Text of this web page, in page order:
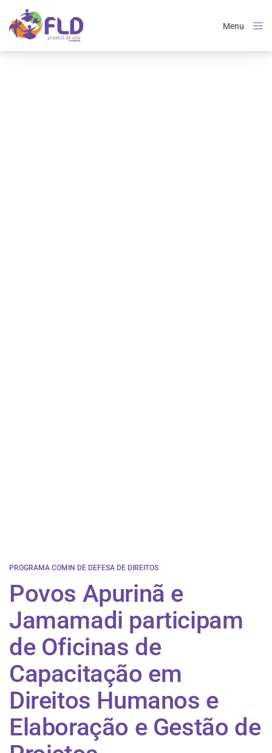
Menu
PROGRAMA COMIN DE DEFESA DE DIREITOS
Povos Apurinã e
Jamamadi participam
de Oficinas de
Capacitação em
Direitos Humanos e
Elaboração e Gestão de